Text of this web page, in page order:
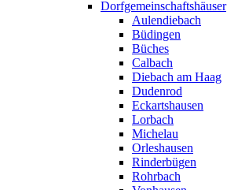
Dorfgemeinschaftshäuser
Aulendiebach
Büdingen
Büches
Calbach
Diebach am Haag
Dudenrod
Eckartshausen
Lorbach
Michelau
Orleshausen
Rinderbügen
Rohrbach